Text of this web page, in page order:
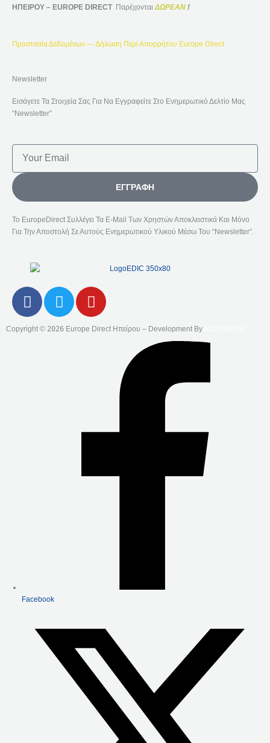
ΗΠΕΙΡΟΥ – EUROPE DIRECT Παρέχονται ΔΩΡΕΑΝ !
Προστασία Δεδομένων — Δήλωση Περί Απορρήτου Europe Direct
Newsletter
Εισάγετε Τα Στοιχεία Σας Για Να Εγγραφείτε Στο Ενημερωτικό Δελτίο Μας
“Newsletter”
ΕΓΓΡΑΦΉ
Το EuropeDirect Συλλέγει Τα E-Mail Των Χρηστών Αποκλειστικά Και Μόνο
Για Την Αποστολή Σε Αυτούς Ενημερωτικού Υλικού Μέσω Του “Newsletter”.
F
A
C
T
W
I
Y
O
U
Copyright © 2026 Europe Direct Ηπείρου – Development By
Facebook